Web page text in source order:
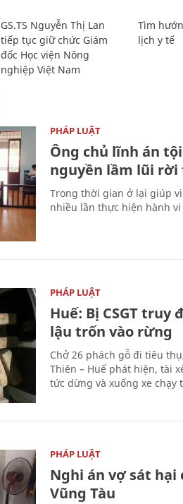
GS.TS Nguyễn Thị Lan
tiếp tục giữ chức Giám
đốc Học viện Nông
nghiệp Việt Nam
Tìm
lịch y tế
PHÁP LUẬT
Ông chủ lĩnh án
nguyền lầm lũi rời
Trong thời gian ở lại giúp
nhiều lần thực hiện hành
PHÁP LUẬT
Huế: Bị CSGT
lậu trốn vào rừng
Chở 26 phách gỗ đi tiêu
Thiên – Huế phát hiện, tài
tức dừng và xuống xe chạy
PHÁP LUẬT
Nghi án vợ sát hại
Vũng Tàu